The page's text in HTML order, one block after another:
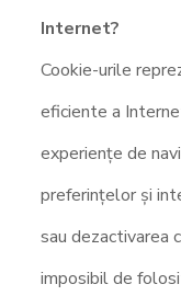
Internet?
Cookie-urile
eficiente a
experiențe de
preferințelor și
sau dezactivarea
imposibil de